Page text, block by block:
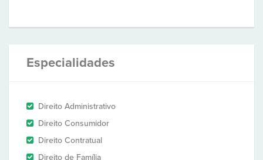
Especialidades
Direito Administrativo
Direito Consumidor
Direito Contratual
Direito de Família